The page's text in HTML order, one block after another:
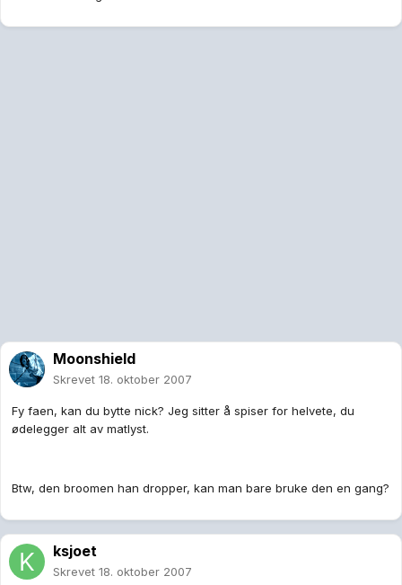
Moonshield
Skrevet 18. oktober 2007
Fy faen, kan du bytte nick? Jeg sitter å spiser for helvete, du
ødelegger alt av matlyst.
Btw, den broomen han dropper, kan man bare bruke den en gang?
ksjoet
Skrevet 18. oktober 2007